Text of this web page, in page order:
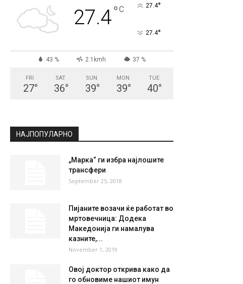
27.4°C 27.4°
27.4°
43 % 2.1kmh 37 %
FRI
27°
SAT
36°
SUN
39°
MON
39°
TUE
40°
НАЈПОПУЛАРНО
„Марка“ ги избра најлошите
трансфери
September 25, 2018
Пијаните возачи ќе работат во
мртовечница: Додека
Македонија ги намалува
казните,...
November 1, 2019
Овој доктор открива како да
го обновиме нашиот имун